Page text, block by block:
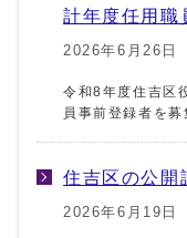
計年度任用職
2026年6月26日
令和8年度住吉区
員事前登録者を募
住吉区の公開
2026年6月19日